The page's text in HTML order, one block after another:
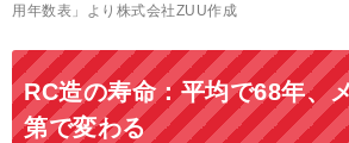
用年数表」より株式会社ZUU作成
RC造の寿命：平均で68年、
第で変わる